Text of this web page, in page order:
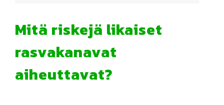
Mitä riskejä likaiset
rasvakanavat
aiheuttavat?